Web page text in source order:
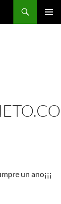
un ano¡¡¡